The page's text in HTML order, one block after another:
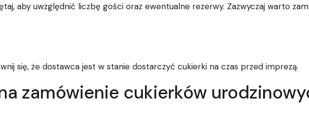
aby uwzględnić liczbę gości oraz ewentualne rezerwy. Zazwyczaj warto
się, że dostawca jest w stanie dostarczyć cukierki na czas przed imprezą.
zamówienie cukierków